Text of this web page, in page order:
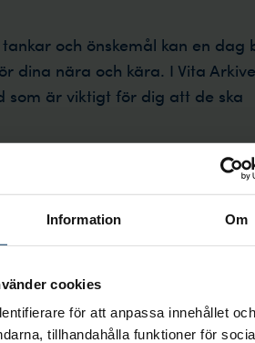
Information Om
cookies
för att anpassa innehållet och
tillhandahålla funktioner för
och önskemål kan en dag
dina nära och kära. I Vita
som är viktigt för dig att de ska